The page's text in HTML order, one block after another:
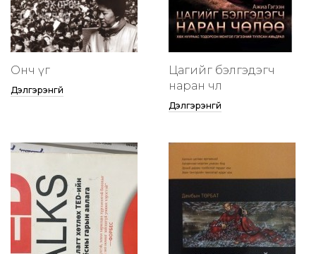
Онч үг
Дэлгэрэнгүй
Цагийг бэлгэдэгч
наран чөлөө
Дэлгэрэнгүй